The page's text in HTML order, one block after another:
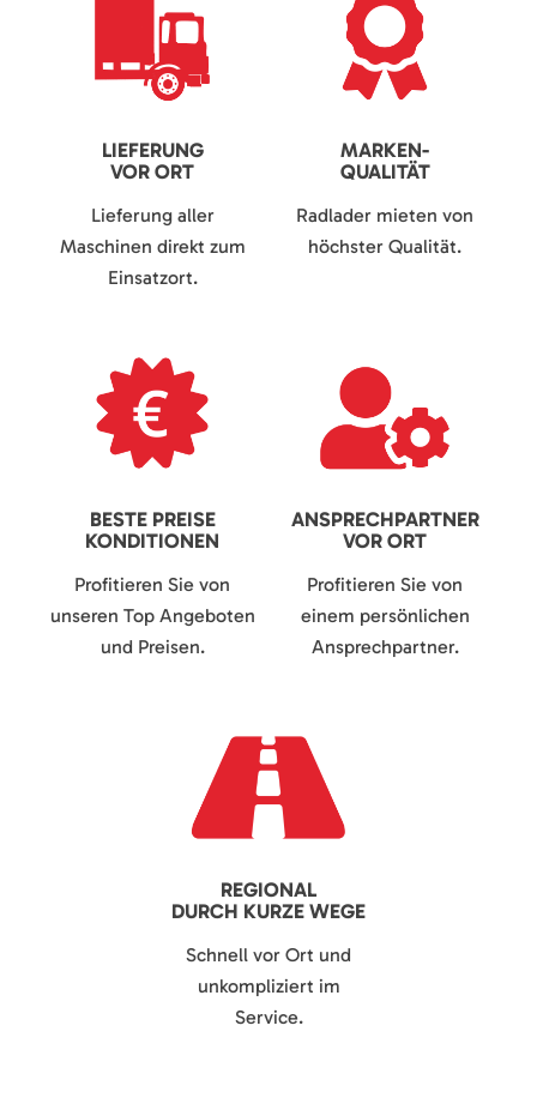
LIEFERUNG
VOR ORT
Lieferung aller
Maschinen direkt zum
Einsatzort.
MARKEN-
QUALITÄT
Radlader mieten von
höchster Qualität.
BESTE PREISE
KONDITIONEN
Profitieren Sie von
unseren Top Angeboten
und Preisen.
ANSPRECHPARTNER
VOR ORT
Profitieren Sie von
einem persönlichen
Ansprechpartner.
REGIONAL
DURCH KURZE WEGE
Schnell vor Ort und
unkompliziert im
Service.